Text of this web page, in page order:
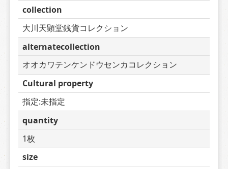
collection
大川天顕堂銭貨コレクション
alternatecollection
オオカワテンケンドウセンカコレクション
Cultural property
指定:未指定
quantity
1枚
size